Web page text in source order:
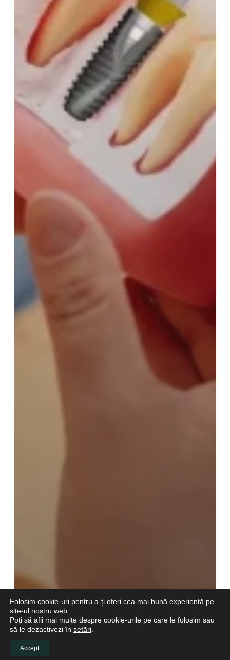
Folosim cookie-uri pentru a-ți oferi cea mai bună experiență pe
site-ul nostru web.
Poți să afli mai multe despre cookie-urile pe care le folosim sau
să le dezactivezi în setări
Accept